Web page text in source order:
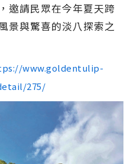
邀請民眾在今年夏天跨
景與驚喜的淡八探索之
www.goldentulip-
275/